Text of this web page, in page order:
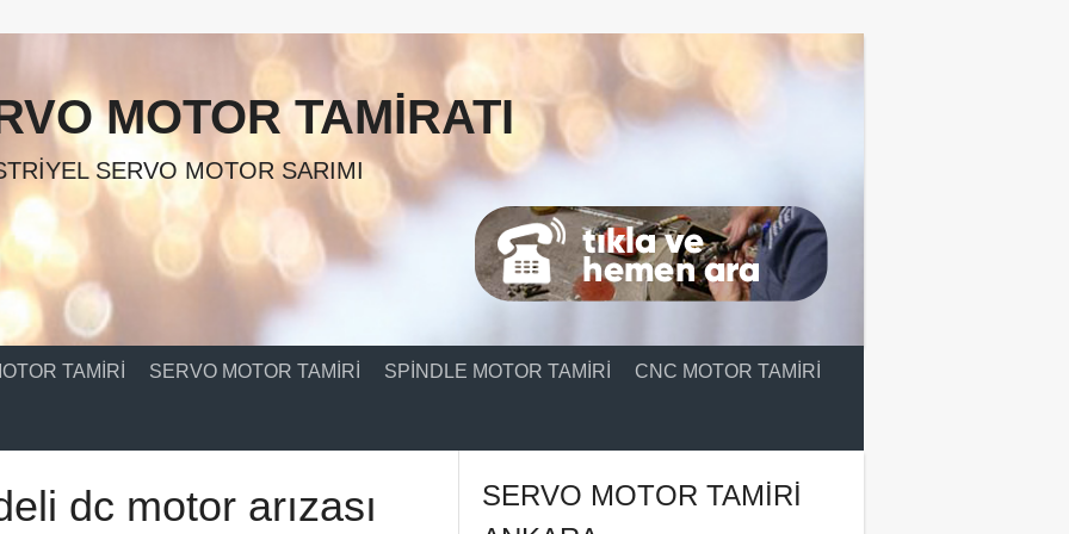
MOTOR TAMIRATI
SERVO MOTOR SARIMI
TAMIRI SERVO MOTOR TAMIRI SPINDLE MOTOR TAMIRI CNC MOTOR TAMIRI
dc motor arızası
SERVO MOTOR TAMIRI